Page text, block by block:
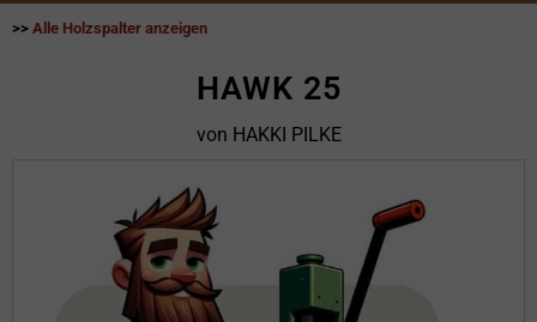
>> Alle Holzspalter anzeigen
HAWK 25
von HAKKI PILKE